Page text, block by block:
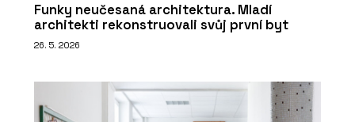
Funky neučesaná architektura. Mladí
architekti rekonstruovali svůj první byt
26. 5. 2026